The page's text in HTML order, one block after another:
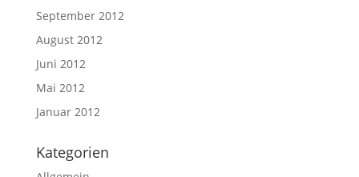
September 2012
August 2012
Juni 2012
Mai 2012
Januar 2012
Kategorien